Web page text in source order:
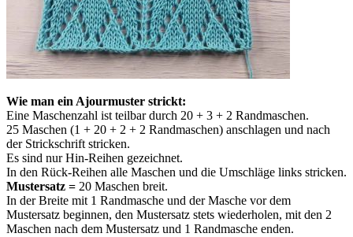
Wie man ein Ajourmuster strickt:
Eine Maschenzahl ist teilbar durch 20 + 3 + 2 Randmaschen.
25 Maschen (1 + 20 + 2 + 2 Randmaschen) anschlagen und nach
der Strickschrift stricken.
Es sind nur Hin-Reihen gezeichnet.
In den Rück-Reihen alle Maschen und die Umschläge links stricken.
Mustersatz = 20 Maschen breit.
In der Breite mit 1 Randmasche und der Masche vor dem
Mustersatz beginnen, den Mustersatz stets wiederholen, mit den 2
Maschen nach dem Mustersatz und 1 Randmasche enden.